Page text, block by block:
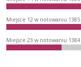
Miejsce 12 w notowaniu
Miejsce 23 w notowaniu